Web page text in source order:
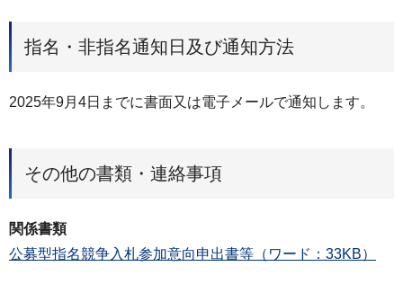
指名・非指名通知日及び通知方法
2025年9月4日までに書面又は電子メールで通知します。
その他の書類・連絡事項
関係書類
公募型指名競争入札参加意向申出書等（ワード：33KB）